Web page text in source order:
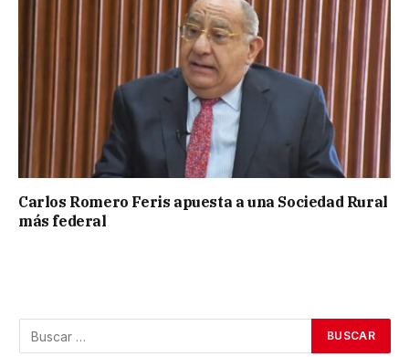
Carlos Romero Feris apuesta a una Sociedad Rural
más federal